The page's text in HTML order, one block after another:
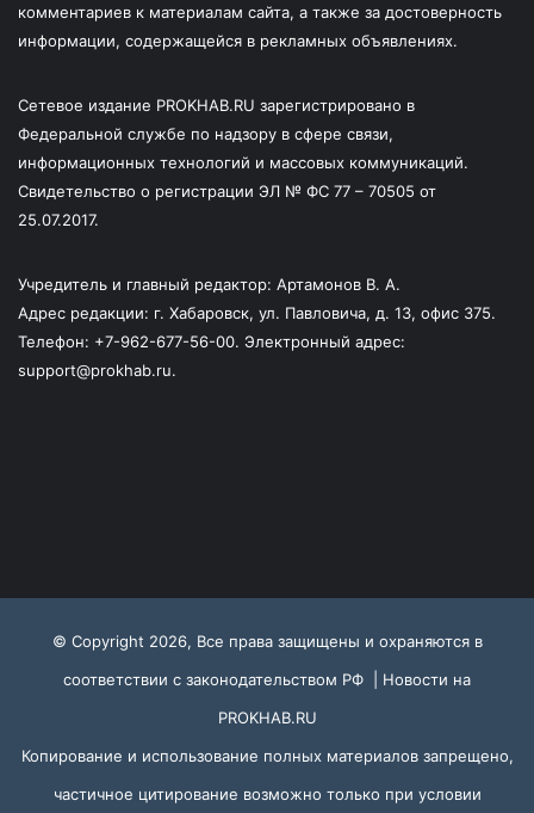
комментариев к материалам сайта, а также за достоверность
информации, содержащейся в рекламных объявлениях.
Сетевое издание PROKHAB.RU зарегистрировано в
Федеральной службе по надзору в сфере связи,
информационных технологий и массовых коммуникаций.
Свидетельство о регистрации ЭЛ № ФС 77 – 70505 от
25.07.2017.
Учредитель и главный редактор: Артамонов В. А.
Адрес редакции: г. Хабаровск, ул. Павловича, д. 13, офис 375.
Телефон: +7-962-677-56-00. Электронный адрес:
support@prokhab.ru.
© Copyright 2026, Все права защищены и охраняются в
соответствии с законодательством РФ | Новости на
PROKHAB.RU
Копирование и использование полных материалов запрещено,
частичное цитирование возможно только при условии